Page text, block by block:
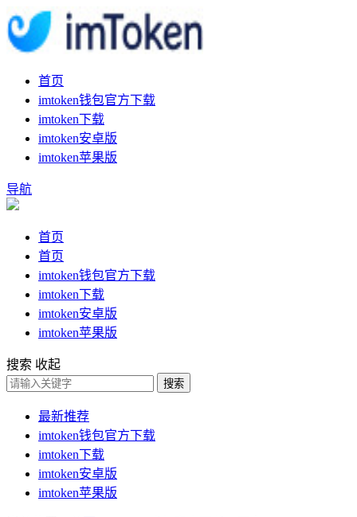
首页
imtoken钱包官方下载
imtoken下载
imtoken安卓版
imtoken苹果版
导航
首页
首页
imtoken钱包官方下载
imtoken下载
imtoken安卓版
imtoken苹果版
搜索 收起
搜索
最新推荐
imtoken钱包官方下载
imtoken下载
imtoken安卓版
imtoken苹果版